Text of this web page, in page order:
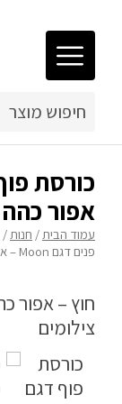
אפור כהה
עמוד הבית/ חנות/
פנים דגם Moon – אפור כהה